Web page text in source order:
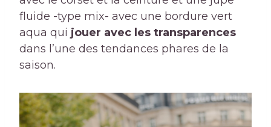
fluide -type mix- avec une bordure vert
aqua qui jouer avec les transparences
dans l’une des tendances phares de la
saison.